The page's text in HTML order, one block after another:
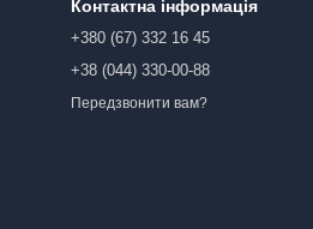
Контактна інформація
+380 (67) 332 16 45
+38 (044) 330-00-88
Передзвонити вам?